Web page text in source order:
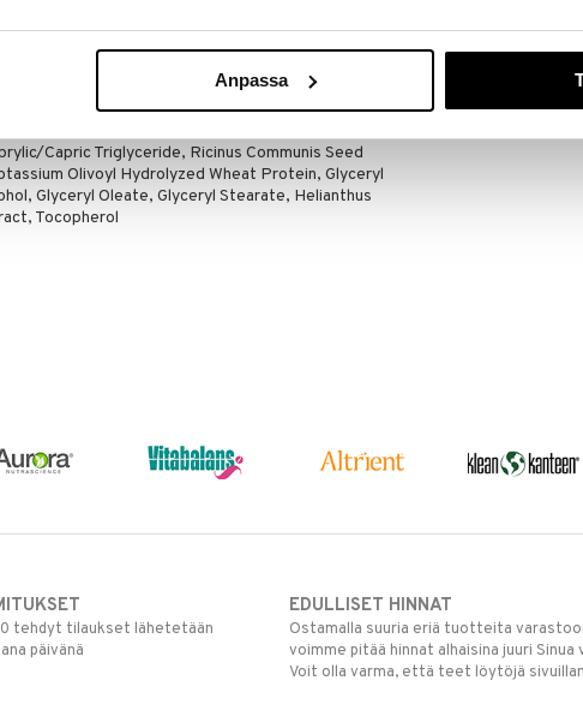
Anpassa
käytölle tarjoten ihollesi ansaitsemaansa hoitoa.
Capric Triglyceride, Ricinus Communis Seed
Olivoyl Hydrolyzed Wheat Protein, Glyceryl
Glyceryl Oleate, Glyceryl Stearate, Helianthus
Tocopherol
tehdyt tilaukset lähetetään
päivänä
EDULLISET HINNAT
Ostamalla suuria eriä tuotteita
voimme pitää hinnat alhaisina juuri Sinua
Voit olla varma, että teet löytöjä